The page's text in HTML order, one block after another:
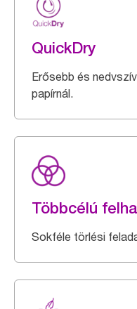
QuickDry
Erősebb és
papírnál.
Többcélú
Sokféle törlési